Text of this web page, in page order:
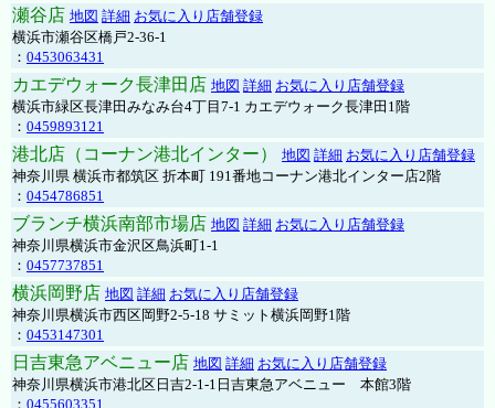
瀬谷店 地図 詳細 お気に入り店舗登録
横浜市瀬谷区橋戸2-36-1
： 0453063431
カエデウォーク長津田店 地図 詳細 お気に入り店舗登録
横浜市緑区長津田みなみ台4丁目7-1 カエデウォーク長津田1階
： 0459893121
港北店（コーナン港北インター） 地図 詳細 お気に入り店舗登録
神奈川県 横浜市都筑区 折本町 191番地コーナン港北インター店2階
： 0454786851
ブランチ横浜南部市場店 地図 詳細 お気に入り店舗登録
神奈川県横浜市金沢区鳥浜町1-1
： 0457737851
横浜岡野店 地図 詳細 お気に入り店舗登録
神奈川県横浜市西区岡野2-5-18 サミット横浜岡野1階
： 0453147301
日吉東急アベニュー店 地図 詳細 お気に入り店舗登録
神奈川県横浜市港北区日吉2-1-1日吉東急アベニュー 本館3階
： 0455603351